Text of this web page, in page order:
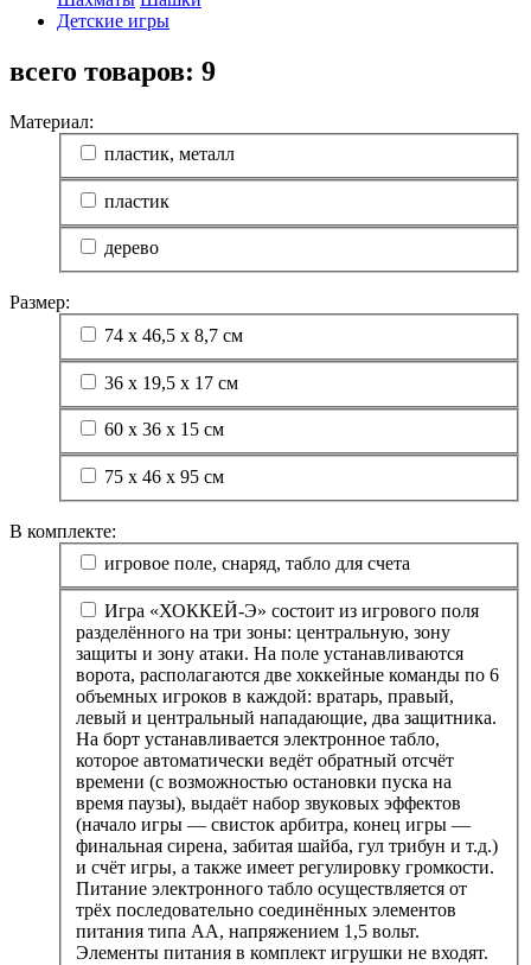
Детские игры
всего товаров: 9
Материал:
пластик, металл
пластик
дерево
Размер:
74 х 46,5 х 8,7 см
36 х 19,5 х 17 см
60 х 36 х 15 см
75 х 46 х 95 см
В комплекте:
игровое поле, снаряд, табло для счета
Игра «ХОККЕЙ-Э» состоит из игрового поля
разделённого на три зоны: центральную, зону
защиты и зону атаки. На поле устанавливаются
ворота, располагаются две хоккейные команды по 6
объемных игроков в каждой: вратарь, правый,
левый и центральный нападающие, два защитника.
На борт устанавливается электронное табло,
которое автоматически ведёт обратный отсчёт
времени (с возможностью остановки пуска на
время паузы), выдаёт набор звуковых эффектов
(начало игры — свисток арбитра, конец игры —
финальная сирена, забитая шайба, гул трибун и т.д.)
и счёт игры, а также имеет регулировку громкости.
Питание электронного табло осуществляется от
трёх последовательно соединённых элементов
питания типа АА, напряжением 1,5 вольт.
Элементы питания в комплект игрушки не входят.